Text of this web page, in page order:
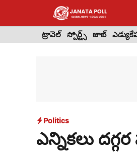
content ట్రావెల్ స్పోర్ట్స్ జాబ్
Politics
ఎన్నికలు